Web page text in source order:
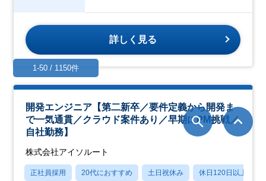
詳しく見る
開発エンジニア【第二新卒／要件定義から開発ま
で一気通貫／クラウド案件あり／早期にPM挑戦／
自社勤務】
株式会社アイソルート
正社員採用 20代におすすめ 土日祝休み 休日120日以上
1-50 / 1150件